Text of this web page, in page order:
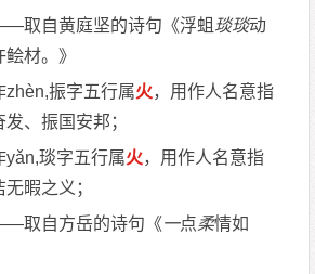
取自黄庭坚的诗句《浮蛆 琰琰动
材。》
zhèn,振字五行属火，用作人名意指
、振国安邦；
yǎn,琰字五行属火，用作人名意指
暇之义；
取自方岳的诗句《一点柔情如